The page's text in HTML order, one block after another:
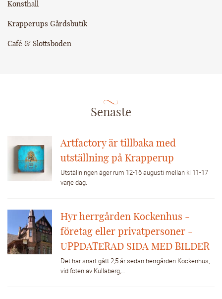
Konsthall
Krapperups Gårdsbutik
Café & Slottsboden
Senaste
Artfactory är tillbaka med
utställning på Krapperup
Utställningen äger rum 12-16 augusti mellan kl 11-17
varje dag.
Hyr herrgården Kockenhus -
företag eller privatpersoner -
UPPDATERAD SIDA MED BILDER
Det har snart gått 2,5 år sedan herrgården Kockenhus,
vid foten av Kullaberg,…